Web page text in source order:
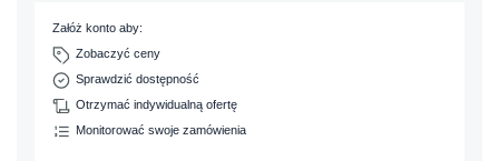
Załóż konto aby:
Zobaczyć ceny
Sprawdzić dostępność
Otrzymać indywidualną ofertę
Monitorować swoje zamówienia